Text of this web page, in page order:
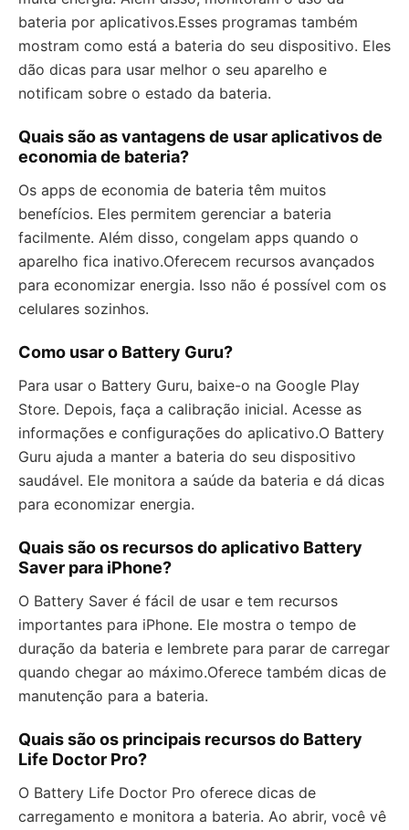
bateria por aplicativos.Esses programas também
mostram como está a bateria do seu dispositivo. Eles
dão dicas para usar melhor o seu aparelho e
notificam sobre o estado da bateria.
Quais são as vantagens de usar aplicativos de
economia de bateria?
Os apps de economia de bateria têm muitos
benefícios. Eles permitem gerenciar a bateria
facilmente. Além disso, congelam apps quando o
aparelho fica inativo.Oferecem recursos avançados
para economizar energia. Isso não é possível com os
celulares sozinhos.
Como usar o Battery Guru?
Para usar o Battery Guru, baixe-o na Google Play
Store. Depois, faça a calibração inicial. Acesse as
informações e configurações do aplicativo.O Battery
Guru ajuda a manter a bateria do seu dispositivo
saudável. Ele monitora a saúde da bateria e dá dicas
para economizar energia.
Quais são os recursos do aplicativo Battery
Saver para iPhone?
O Battery Saver é fácil de usar e tem recursos
importantes para iPhone. Ele mostra o tempo de
duração da bateria e lembrete para parar de carregar
quando chegar ao máximo.Oferece também dicas de
manutenção para a bateria.
Quais são os principais recursos do Battery
Life Doctor Pro?
O Battery Life Doctor Pro oferece dicas de
carregamento e monitora a bateria. Ao abrir, você vê